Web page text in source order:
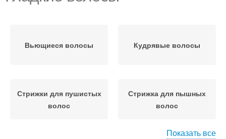
Вьющиеся волосы Кудрявые волосы
Стрижки для пушистых
волос
Стрижка для пышных
волос
Показать все